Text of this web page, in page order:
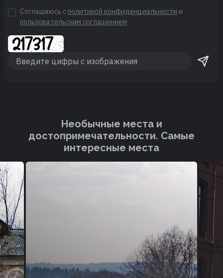
Соглашаюсь с политикой конфиденциальности и
пользовательским соглашением
Необычные места и
достопримечательности. Cамые
интересные места